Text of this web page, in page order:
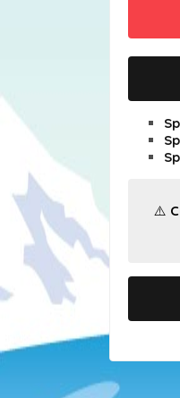
⚠️